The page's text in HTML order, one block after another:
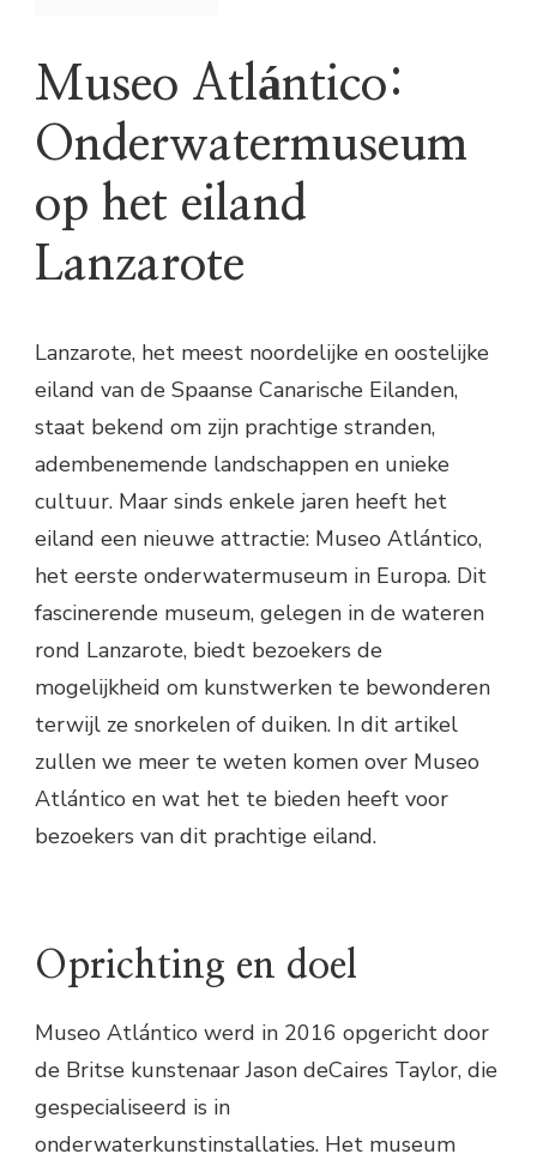
Museo Atlántico:
Onderwatermuseum
op het eiland
Lanzarote
Lanzarote, het meest noordelijke en oostelijke
eiland van de Spaanse Canarische Eilanden,
staat bekend om zijn prachtige stranden,
adembenemende landschappen en unieke
cultuur. Maar sinds enkele jaren heeft het
eiland een nieuwe attractie: Museo Atlántico,
het eerste onderwatermuseum in Europa. Dit
fascinerende museum, gelegen in de wateren
rond Lanzarote, biedt bezoekers de
mogelijkheid om kunstwerken te bewonderen
terwijl ze snorkelen of duiken. In dit artikel
zullen we meer te weten komen over Museo
Atlántico en wat het te bieden heeft voor
bezoekers van dit prachtige eiland.
Oprichting en doel
Museo Atlántico werd in 2016 opgericht door
de Britse kunstenaar Jason deCaires Taylor, die
gespecialiseerd is in
onderwaterkunstinstallaties. Het museum